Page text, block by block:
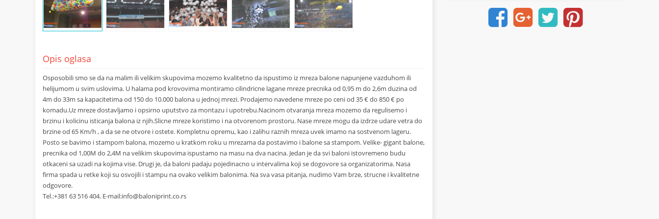
Opis oglasa
Osposobili smo se da na malim ili velikim skupovima mozemo kvalitetno da ispustimo iz mreza balone napunjene vazduhom ili
helijumom u svim uslovima. U halama pod krovovima montiramo cilindricne lagane mreze precnika od 0,95 m do 2,6m duzina od
4m do 33m sa kapacitetima od 150 do 10.000 balona u jednoj mrezi. Prodajemo navedene mreze po ceni od 35 € do 850 € po
komadu.Uz mreze dostavljamo i opsirno uputstvo za montazu i upotrebu.Nacinom otvaranja mreza mozemo da regulisemo i
brzinu i kolicinu isticanja balona iz njih.Slicne mreze koristimo i na otvorenom prostoru. Nase mreze mogu da izdrze udare vetra do
brzine od 65 Km/h , a da se ne otvore i ostete. Kompletnu opremu, kao i zalihu raznih mreza uvek imamo na sostvenom lageru.
Posto se bavimo i stampom balona, mozemo u kratkom roku u mrezama da postavimo i balone sa stampom. Velike- gigant balone,
precnika od 1,00M do 2,4M na velikim skupovima ispustamo na masu na dva nacina. Jedan je da svi baloni istovremeno budu
otkaceni sa uzadi na kojima vise. Drugi je, da baloni padaju pojedinacno u intervalima koji se dogovore sa organizatorima. Nasa
firma spada u retke koji su osvojili i stampu na ovako velikim balonima. Na sva vasa pitanja, nudimo Vam brze, strucne i kvalitetne
odgovore.
Tel.:+381 63 516 404. E-mail:info@baloniprint.co.rs